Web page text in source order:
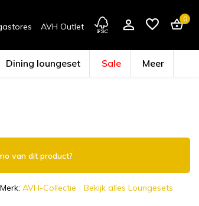
AVH Outlet
0
Dining loungeset Sale Meer
van dit product?
Merk: AVH-Collectie Bekijk alles Loungesets